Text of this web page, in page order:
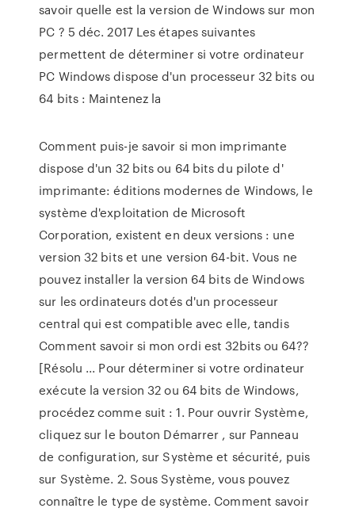
savoir quelle est la version de Windows sur mon
PC ? 5 déc. 2017 Les étapes suivantes
permettent de déterminer si votre ordinateur
PC Windows dispose d'un processeur 32 bits ou
64 bits : Maintenez la
Comment puis-je savoir si mon imprimante
dispose d'un 32 bits ou 64 bits du pilote d'
imprimante: éditions modernes de Windows, le
système d'exploitation de Microsoft
Corporation, existent en deux versions : une
version 32 bits et une version 64-bit. Vous ne
pouvez installer la version 64 bits de Windows
sur les ordinateurs dotés d'un processeur
central qui est compatible avec elle, tandis
Comment savoir si mon ordi est 32bits ou 64??
[Résolu ... Pour déterminer si votre ordinateur
exécute la version 32 ou 64 bits de Windows,
procédez comme suit : 1. Pour ouvrir Système,
cliquez sur le bouton Démarrer , sur Panneau
de configuration, sur Système et sécurité, puis
sur Système. 2. Sous Système, vous pouvez
connaître le type de système. Comment savoir